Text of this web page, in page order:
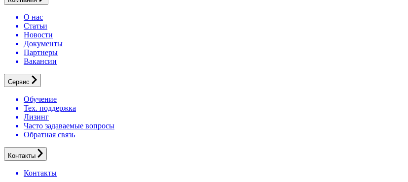
О нас
Статьи
Новости
Документы
Партнеры
Вакансии
Сервис
Обучение
Тех. поддержка
Лизинг
Часто задаваемые вопросы
Обратная связь
Контакты
Контакты